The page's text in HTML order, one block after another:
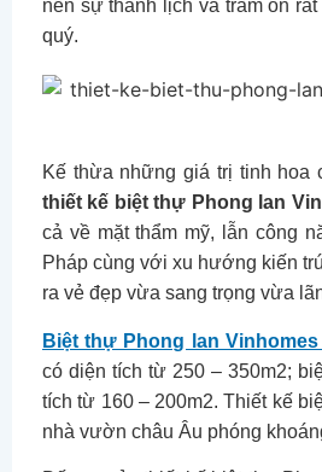
nên sự thanh lịch và trầm ổn
quý.
Kế thừa những giá trị tinh hoa
thiết kế biệt thự Phong lan
cả về mặt thẩm mỹ, lẫn công
Pháp cùng với xu hướng kiến
ra vẻ đẹp vừa sang trọng vừa
Biệt thự Phong lan
có diện tích từ 250 – 350m2;
tích từ 160 – 200m2. Thiết kế
nhà vườn châu Âu phóng